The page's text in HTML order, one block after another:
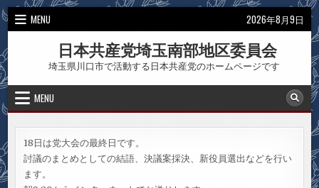
Skip
MENU 2026年8月9日
日本共産党埼玉南部地区委員会
埼玉県川口市で活動する日本共産党のホームページです
MENU
18日は党大会の最終日です。
討議のまとめとしての結語、決議案採決、新役員選出などを行い
ます。